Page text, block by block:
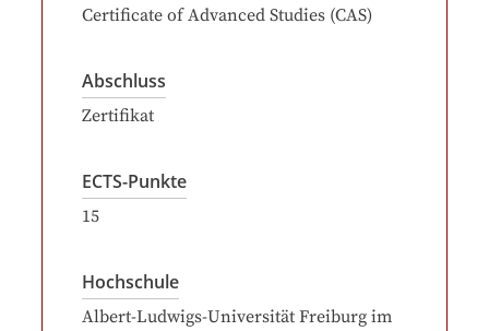
Certificate of Advanced Studies (CAS)
Abschluss
Zertifikat
ECTS-Punkte
15
Hochschule
Albert-Ludwigs-Universität Freiburg im